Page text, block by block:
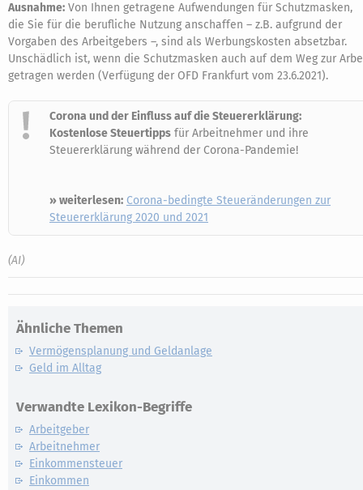
Ausnahme: Von Ihnen getragene Aufwendungen für Schutzmasken,
die Sie für die berufliche Nutzung anschaffen – z.B. aufgrund der
Vorgaben des Arbeitgebers –, sind als Werbungskosten absetzbar.
Unschädlich ist, wenn die Schutzmasken auch auf dem Weg zur
getragen werden (Verfügung der OFD Frankfurt vom 23.6.2021).
Corona und der Einfluss auf die Steuererklärung:
Kostenlose Steuertipps für Arbeitnehmer und ihre
Steuererklärung während der Corona-Pandemie!
» weiterlesen: Corona-bedingte Steueränderungen zur
Steuererklärung 2020 und 2021
(AI)
Ähnliche Themen
Vermögensplanung und Geldanlage
Geld im Alltag
Verwandte Lexikon-Begriffe
Arbeitgeber
Arbeitnehmer
Einkommensteuer
Einkommen